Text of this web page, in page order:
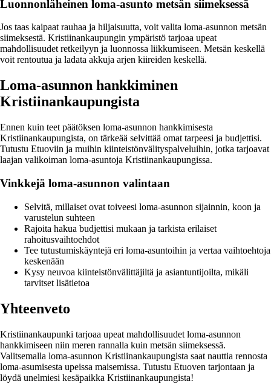
Luonnonläheinen loma-asunto metsän siimeksessä
Jos taas kaipaat rauhaa ja hiljaisuutta, voit valita loma-asunnon metsän
siimeksestä. Kristiinankaupungin ympäristö tarjoaa upeat
mahdollisuudet retkeilyyn ja luonnossa liikkumiseen. Metsän keskellä
voit rentoutua ja ladata akkuja arjen kiireiden keskellä.
Loma-asunnon hankkiminen
Kristiinankaupungista
Ennen kuin teet päätöksen loma-asunnon hankkimisesta
Kristiinankaupungista, on tärkeää selvittää omat tarpeesi ja budjettisi.
Tutustu Etuoviin ja muihin kiinteistönvälityspalveluihin, jotka tarjoavat
laajan valikoiman loma-asuntoja Kristiinankaupungissa.
Vinkkejä loma-asunnon valintaan
Selvitä, millaiset ovat toiveesi loma-asunnon sijainnin, koon ja
varustelun suhteen
Rajoita hakua budjettisi mukaan ja tarkista erilaiset
rahoitusvaihtoehdot
Tee tutustumiskäyntejä eri loma-asuntoihin ja vertaa vaihtoehtoja
keskenään
Kysy neuvoa kiinteistönvälittäjiltä ja asiantuntijoilta, mikäli
tarvitset lisätietoa
Yhteenveto
Kristiinankaupunki tarjoaa upeat mahdollisuudet loma-asunnon
hankkimiseen niin meren rannalla kuin metsän siimeksessä.
Valitsemalla loma-asunnon Kristiinankaupungista saat nauttia rennosta
loma-asumisesta upeissa maisemissa. Tutustu Etuoven tarjontaan ja
löydä unelmiesi kesäpaikka Kristiinankaupungista!